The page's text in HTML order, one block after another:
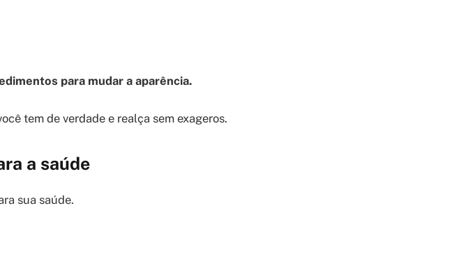
para mudar a aparência.
tem de verdade e realça sem exageros.
a saúde
sua saúde.